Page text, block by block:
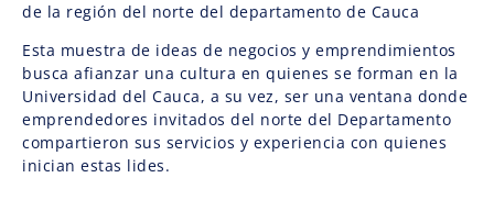
de la región del norte del departamento de Cauca
Esta muestra de ideas de negocios y emprendimientos
busca afianzar una cultura en quienes se forman en la
Universidad del Cauca, a su vez, ser una ventana donde
emprendedores invitados del norte del Departamento
compartieron sus servicios y experiencia con quienes
inician estas lides.